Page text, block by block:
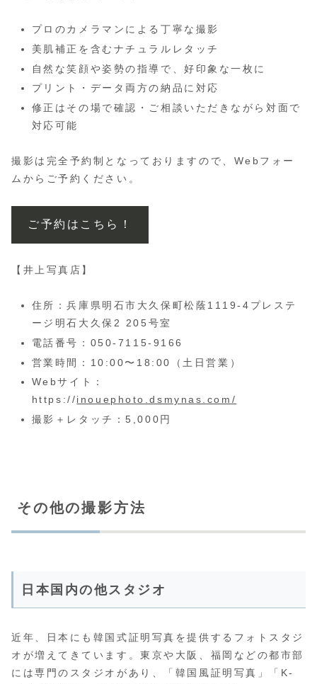
プロのカメラマンによる丁寧な撮影
美肌補正を含むナチュラルレタッチ
自然な笑顔や姿勢の指導で、好印象な一枚に
プリント・データ両方の納品に対応
修正はその場で確認・ご相談いただきながら対面で
対応可能
撮影は完全予約制となっておりますので、Webフォー
ムからご予約ください。
ご予約はこちら！
【井上写真店】
住所：兵庫県明石市大久保町松蔭1119-4プレステ
ージ明石大久保2 205号室
電話番号：050-7115-9166
営業時間：10:00〜18:00（土日営業）
Webサイト：
https://inouephoto.dsmynas.com/
撮影＋レタッチ：5,000円
その他の撮影方法
日本国内の他スタジオ
近年、日本にも韓国式証明写真を提供するフォトスタジ
オが増えてきています。東京や大阪、福岡などの都市部
には専門のスタジオがあり、「韓国風証明写真」「K-